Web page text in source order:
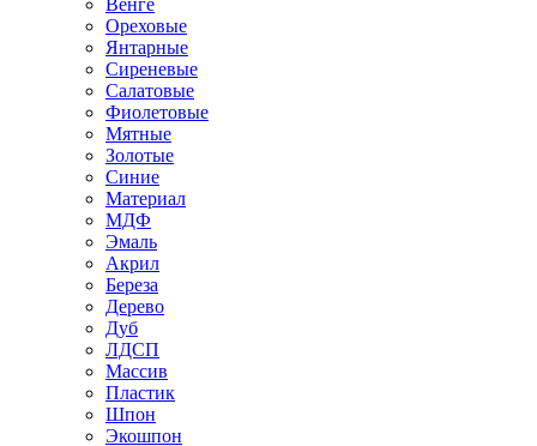
Венге
Ореховые
Янтарные
Сиреневые
Салатовые
Фиолетовые
Мятные
Золотые
Синие
Материал
МДФ
Эмаль
Акрил
Береза
Дерево
Дуб
ЛДСП
Массив
Пластик
Шпон
Экошпон